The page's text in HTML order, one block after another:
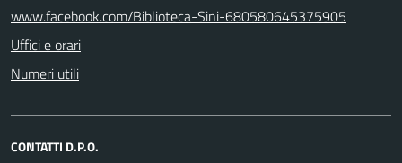
www.facebook.com/Biblioteca-Sini-680580645375905
Uffici e orari
Numeri utili
CONTATTI D.P.O.